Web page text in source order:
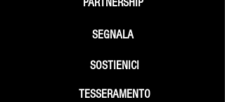
SEGNALA
SOSTIENICI
TESSERAMENTO